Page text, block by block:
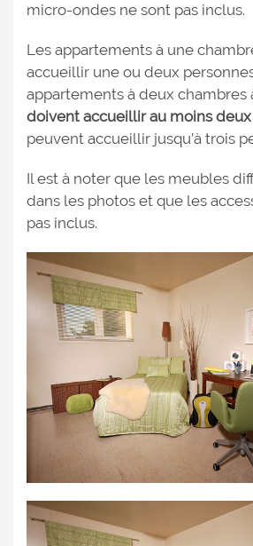
micro-ondes ne sont pas inclus.
Les appartements à une
accueillir une ou deux
appartements à deux chambres
doivent accueillir au moins
peuvent accueillir jusqu’à trois
Il est à noter que les meubles
dans les photos et que les
pas inclus.